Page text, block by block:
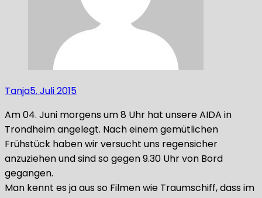
Tanja5. Juli 2015
Am 04. Juni morgens um 8 Uhr hat unsere AIDA in
Trondheim angelegt. Nach einem gemütlichen
Frühstück haben wir versucht uns regensicher
anzuziehen und sind so gegen 9.30 Uhr von Bord
gegangen.
Man kennt es ja aus so Filmen wie Traumschiff, dass im